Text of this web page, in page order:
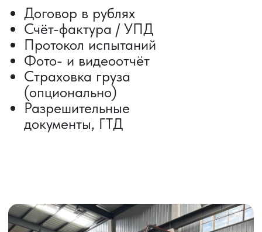
ВЫКУП ТОВАРОВ ИЗ КИТАЯ
Выкуп от 1 000 000 ₽
Выкуп с Alibaba
Получить консультацию
Доставка образцов
Получить консультацию